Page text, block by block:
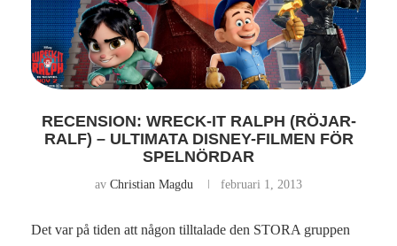
RECENSION: WRECK-IT RALPH (RÖJAR-
RALF) – ULTIMATA DISNEY-FILMEN FÖR
SPELNÖRDAR
av Christian Magdu februari 1, 2013
Det var på tiden att någon tilltalade den STORA gruppen